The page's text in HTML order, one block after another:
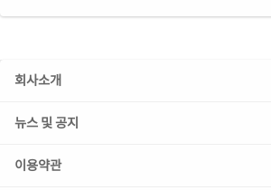
회사소개
뉴스 및 공지
이용약관